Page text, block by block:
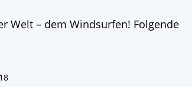
Welt – dem Windsurfen! Folgende